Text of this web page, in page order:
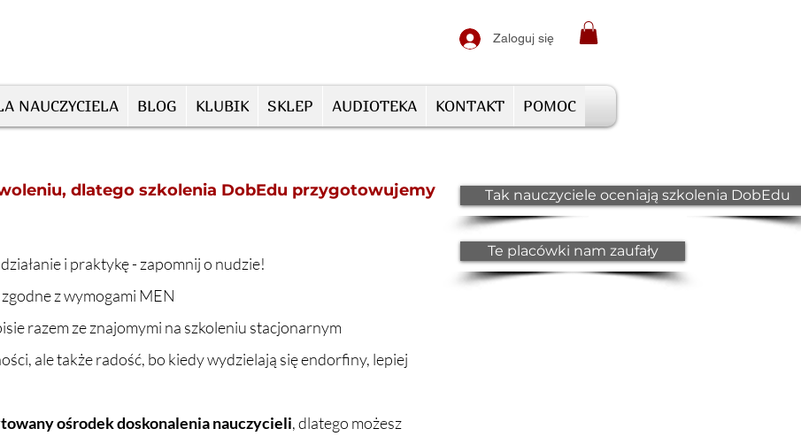
Zaloguj się
NAUCZYCIELA BLOG KLUBIK SKLEP AUDIOTEKA KONTAKT POMOC
dlatego szkolenia DobEdu przygotowujemy
i praktykę - zapomnij o nudzie!
z wymogami MEN
razem ze znajomymi na szkoleniu stacjonarnym
ale także radość, bo kiedy wydzielają się endorfiny, lepiej
ośrodek doskonalenia nauczycieli, dlatego możesz
Tak nauczyciele oceniają szkolenia DobEdu
Te placówki nam zaufały